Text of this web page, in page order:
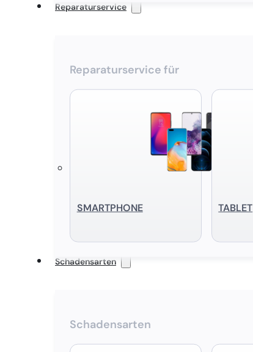
Reparaturservice
Reparaturservice für
SMART­PHONE TABLET
Schadensarten
Schadensarten